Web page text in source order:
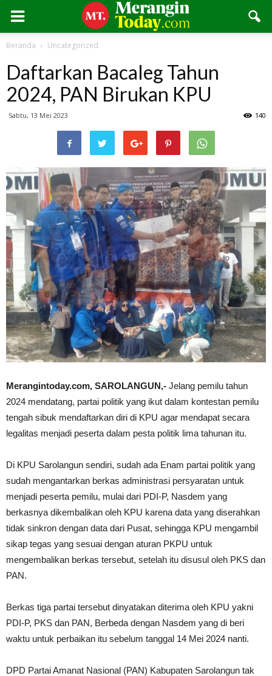
Beranda Uncategorized
Daftarkan Bacaleg Tahun
2024, PAN Birukan KPU
Sabtu, 13 Mei 2023 140
Merangintoday.com, SAROLANGUN,- Jelang pemilu tahun
2024 mendatang, partai politik yang ikut dalam kontestan pemilu
tengah sibuk mendaftarkan diri di KPU agar mendapat secara
legalitas menjadi peserta dalam pesta politik lima tahunan itu.
Di KPU Sarolangun sendiri, sudah ada Enam partai politik yang
sudah mengantarkan berkas administrasi persyaratan untuk
menjadi peserta pemilu, mulai dari PDI-P, Nasdem yang
berkasnya dikembalikan oleh KPU karena data yang diserahkan
tidak sinkron dengan data dari Pusat, sehingga KPU mengambil
sikap tegas yang sesuai dengan aturan PKPU untuk
mengembalikan berkas tersebut, setelah itu disusul oleh PKS dan
PAN.
Berkas tiga partai tersebut dinyatakan diterima oleh KPU yakni
PDI-P, PKS dan PAN, Berbeda dengan Nasdem yang di beri
waktu untuk perbaikan itu sebelum tanggal 14 Mei 2024 nanti.
DPD Partai Amanat Nasional (PAN) Kabupaten Sarolangun tak